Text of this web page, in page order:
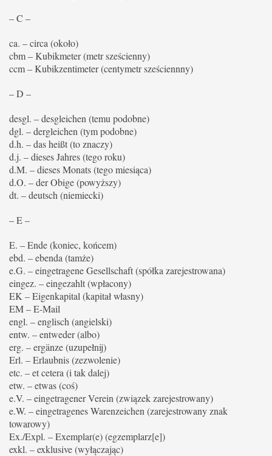
– C –
ca. – circa (około)
cbm – Kubikmeter (metr sześcienny)
ccm – Kubikzentimeter (centymetr sześciennny)
– D –
desgl. – desgleichen (temu podobne)
dgl. – dergleichen (tym podobne)
d.h. – das heißt (to znaczy)
d.j. – dieses Jahres (tego roku)
d.M. – dieses Monats (tego miesiąca)
d.O. – der Obige (powyższy)
dt. – deutsch (niemiecki)
– E –
E. – Ende (koniec, końcem)
ebd. – ebenda (tamże)
e.G. – eingetragene Gesellschaft (spółka zarejestrowana)
eingez. – eingezahlt (wpłacony)
EK – Eigenkapital (kapitał własny)
EM – E-Mail
engl. – englisch (angielski)
entw. – entweder (albo)
erg. – ergänze (uzupełnij)
Erl. – Erlaubnis (zezwolenie)
etc. – et cetera (i tak dalej)
etw. – etwas (coś)
e.V. – eingetragener Verein (związek zarejestrowany)
e.W. – eingetragenes Warenzeichen (zarejestrowany znak
towarowy)
Ex./Expl. – Exemplar(e) (egzemplarz[e])
exkl. – exklusive (wyłączając)